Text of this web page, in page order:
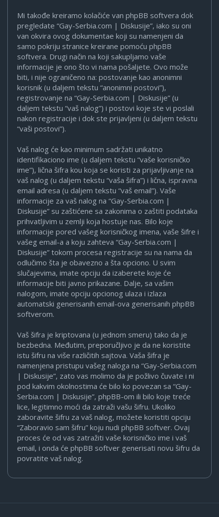
Mi takođe kreiramo kolačiće van phpBB softvera dok
pregledate “Gay-Serbia.com | Diskusije”, iako su oni
van okvira ovog dokumentae koji su namenjeni da
samo pokriju stranice kreirane pomoću phpBB
softvera. Drugi način na koji sakupljamo vaše
informacije je ono što vi nama pošaljete. Ovo može
biti, i nije ograničeno na: postovanje kao anonimni
korisnik (u daljem tekstu “anonimni postovi”),
registrovanje na “Gay-Serbia.com | Diskusije” (u
daljem tekstu “vaš nalog”) i postovi koje ste vi poslali
nakon registracije i dok ste prijavljeni (u daljem tekstu
“vaši postovi”).
Vaš nalog će kao minimum sadržati unikatno
identifikaciono ime (u daljem tekstu “vaše korisničko
ime”), lična šifra kou koja se koristi za prijavljivanje na
vaš nalog (u daljem tekstu “vaša šifra”) i lična, ispravna
email adresa (u daljem tekstu “vaš email”). Vaše
informacije za vaš nalog na “Gay-Serbia.com |
Diskusije” su zaštićene sa zakonima o zaštiti podataka
prihvatljivim u zemlji koja hostuje nas. Bilo koje
informacije pored vašeg korisničkog imena, vaše šifre i
vašeg email-a a koju zahteva “Gay-Serbia.com |
Diskusije” tokom procesa registracije su na nama da
odlučimo šta je obavezno a šta opciono. U svim
slučajevima, imate opciju da izaberete koje će
informacije biti javno prikazane. Dalje, sa vašim
nalogom, imate opciju opcionog ulaza i izlaza
automatski generisanih email-ova generisanih phpBB
softverom.
Vaš šifra je kriptovana (u jednom smeru) tako da je
bezbedna. Međutim, preporučljivo je da ne koristite
istu šifru na više različitih sajtova. Vaša šifra je
namenjena pristupu vašeg naloga na “Gay-Serbia.com
| Diskusije”, zato vas molimo da je požlivo čuvate i ni
pod kakvim okolnostima će bilo ko povezan sa “Gay-
Serbia.com | Diskusije”, phpBB-om ili bilo koje treće
lice, legitimno moći da zatraži vašu šifru. Ukoliko
zaboravite šifru za vaš nalog, možete koristiti opciju
“Zaboravio sam šifru” koju nudi phpBB softver. Ovaj
proces će od vas zatražiti vaše korisničko ime i vaš
email, i onda će phpBB softver generisati novu šifru da
povratite vaš nalog.